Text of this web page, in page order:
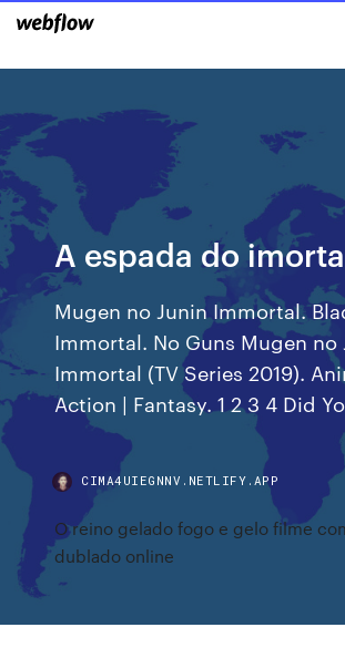
A espada do
Mugen no Junin Immortal.
Immortal. No Guns Mugen no
Immortal (TV Series 2019).
Action | Fantasy. 1 2 3 4 Did
CIMA4UIEGNNV.NETLIFY.APP
O reino gelado fogo e gelo filme
dublado online